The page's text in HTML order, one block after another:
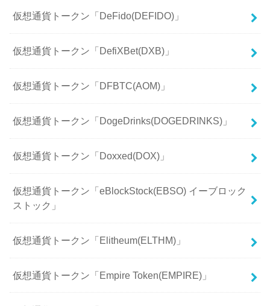
仮想通貨トークン「DeFido(DEFIDO)」
仮想通貨トークン「DefiXBet(DXB)」
仮想通貨トークン「DFBTC(AOM)」
仮想通貨トークン「DogeDrinks(DOGEDRINKS)」
仮想通貨トークン「Doxxed(DOX)」
仮想通貨トークン「eBlockStock(EBSO) イーブロック
ストック」
仮想通貨トークン「Elitheum(ELTHM)」
仮想通貨トークン「Empire Token(EMPIRE)」